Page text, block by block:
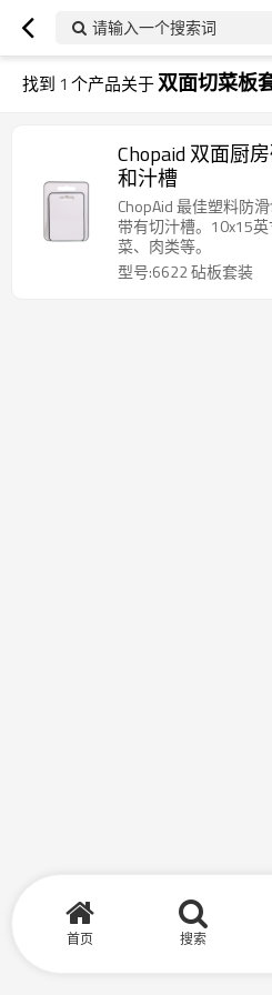
请输入一个搜索词
找到 1 个产品关于双面切菜板
Chopaid 双面厨
和汁槽
ChopAid 最佳塑料防
带有切汁槽。10x15
菜、肉类等。
型号:6622 砧板套装
首页 搜索